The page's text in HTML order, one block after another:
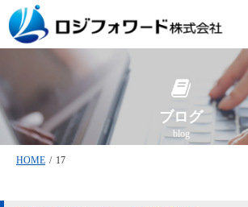
ブログ
blog
HOME / 17